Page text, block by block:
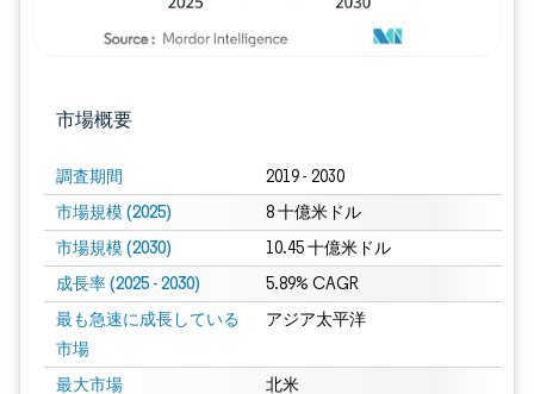
市場概要
調査期間 2019 - 2030
市場規模 (2025) 8 十億米ドル
市場規模 (2030) 10.45 十億米ドル
成長率 (2025 - 2030) 5.89% CAGR
最も急速に成長している
市場
アジア太平洋
最大市場 北米